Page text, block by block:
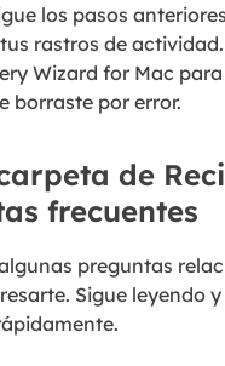
los pasos
rastros de
Wizard for Mac
borraste por error.
de
frecuentes
preguntas
Sigue leyendo